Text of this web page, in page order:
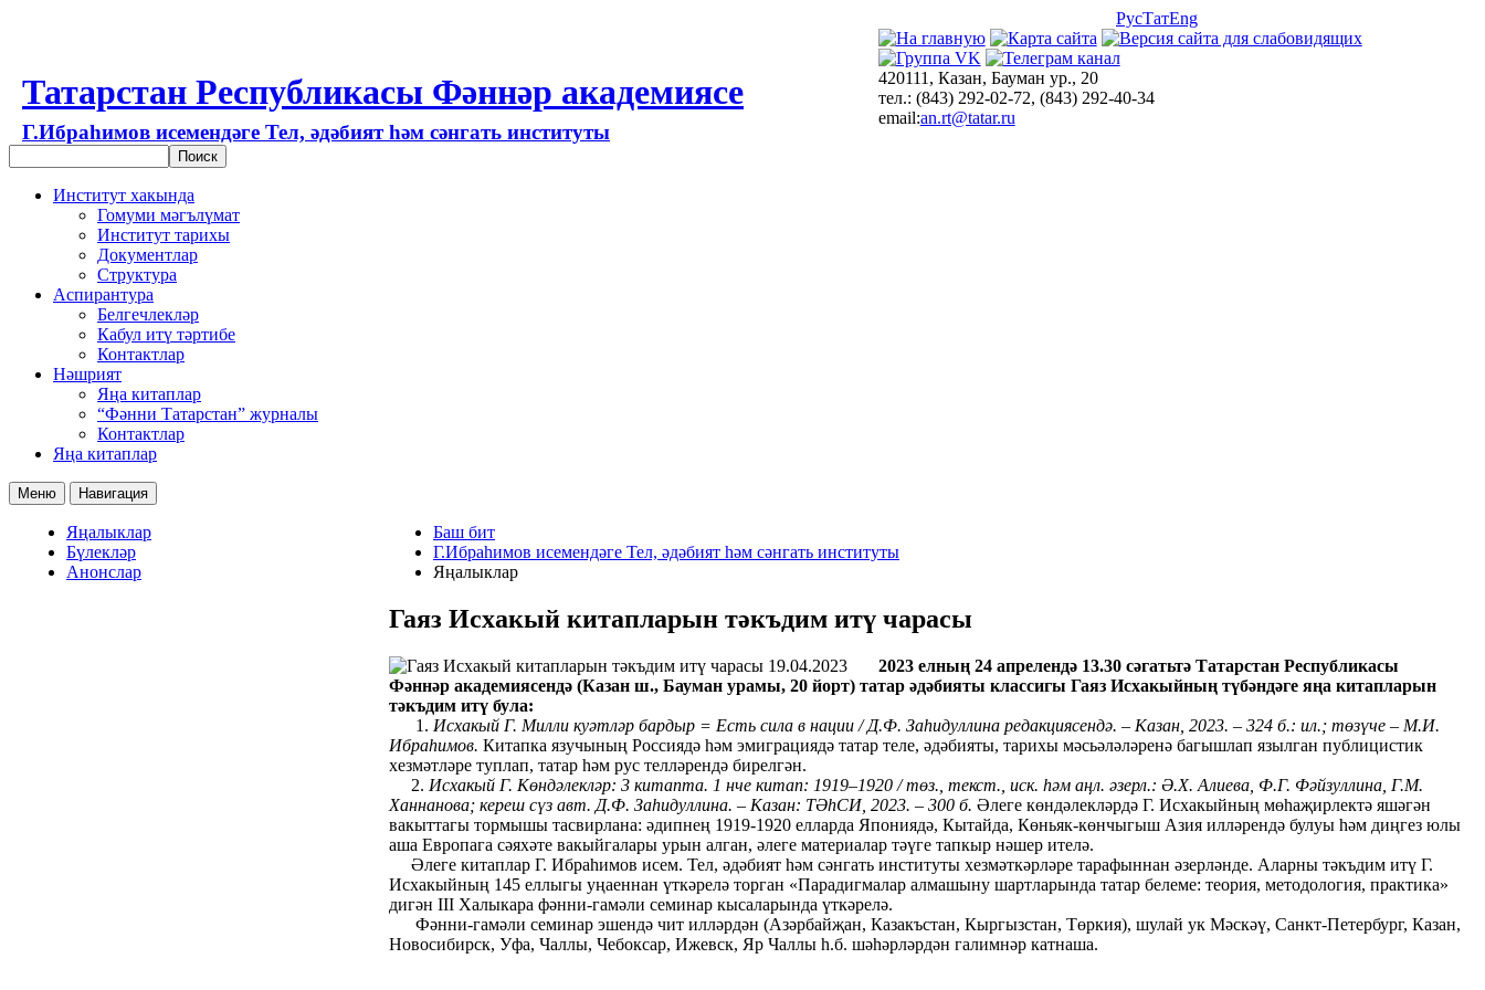
РусТатEng
Татарстан Республикасы Фәннәр академиясе
Г.Ибраһимов исемендәге Тел, әдәбият һәм сәнгать институты
420111, Казан, Бауман ур., 20
тел.: (843) 292-02-72, (843) 292-40-34
email:an.rt@tatar.ru
Институт хакында
Гомуми мәгълүмат
Институт тарихы
Документлар
Структура
Аспирантура
Белгечлекләр
Кабул итү тәртибе
Контактлар
Нәшрият
Яңа китаплар
“Фәнни Татарстан” журналы
Контактлар
Яңа китаплар
Меню Навигация
Яңалыклар
Бүлекләр
Анонслар
Баш бит
Г.Ибраһимов исемендәге Тел, әдәбият һәм сәнгать институты
Яңалыклар
Гаяз Исхакый китапларын тәкъдим итү чарасы
19.04.2023
2023 елның 24 апрелендә 13.30 сәгатьтә Татарстан Республикасы
Фәннәр академиясендә (Казан ш., Бауман урамы, 20 йорт) татар әдәбияты классигы Гаяз Исхакыйның түбәндәге яңа китапларын
тәкъдим итү була:
1. Исхакый Г. Милли куәтләр бардыр = Есть сила в нации / Д.Ф. Заһидуллина редакциясендә. – Казан, 2023. – 324 б.: ил.; төзүче – М.И.
Ибраһимов. Китапка язучының Россиядә һәм эмиграциядә татар теле, әдәбияты, тарихы мәсьәләләренә багышлап язылган публицистик
хезмәтләре туплап, татар һәм рус телләрендә бирелгән.
2. Исхакый Г. Көндәлекләр: 3 китапта. 1 нче китап: 1919–1920 / төз., текст., иск. һәм аңл. әзерл.: Ә.Х. Алиева, Ф.Г. Фәйзуллина, Г.М.
Ханнанова; кереш сүз авт. Д.Ф. Заһидуллина. – Казан: ТӘһСИ, 2023. – 300 б. Әлеге көндәлекләрдә Г. Исхакыйның мөһаҗирлектә яшәгән
вакыттагы тормышы тасвирлана: әдипнең 1919-1920 елларда Япониядә, Кытайда, Көньяк-көнчыгыш Азия илләрендә булуы һәм диңгез юлы
аша Европага сәяхәте вакыйгалары урын алган, әлеге материалар тәүге тапкыр нәшер ителә.
Әлеге китаплар Г. Ибраһимов исем. Тел, әдәбият һәм сәнгать институты хезмәткәрләре тарафыннан әзерләнде. Аларны тәкъдим итү Г.
Исхакыйның 145 еллыгы уңаеннан үткәрелә торган «Парадигмалар алмашыну шартларында татар белеме: теория, методология, практика»
дигән III Халыкара фәнни-гамәли семинар кысаларында үткәрелә.
Фәнни-гамәли семинар эшендә чит илләрдән (Азәрбайҗан, Казакъстан, Кыргызстан, Төркия), шулай ук Мәскәү, Санкт-Петербург, Казан,
Новосибирск, Уфа, Чаллы, Чебоксар, Ижевск, Яр Чаллы һ.б. шәһәрләрдән галимнәр катнаша.